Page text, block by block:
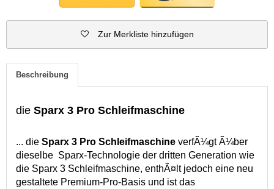
Zur Merkliste hinzufügen
Beschreibung
die Sparx 3 Pro Schleifmaschine
... die Sparx 3 Pro Schleifmaschine verfÃ¼gt Ã¼ber
dieselbe Sparx-Technologie der dritten Generation wie
die Sparx 3 Schleifmaschine, enthÃ¤lt jedoch eine neu
gestaltete Premium-Pro-Basis und ist das